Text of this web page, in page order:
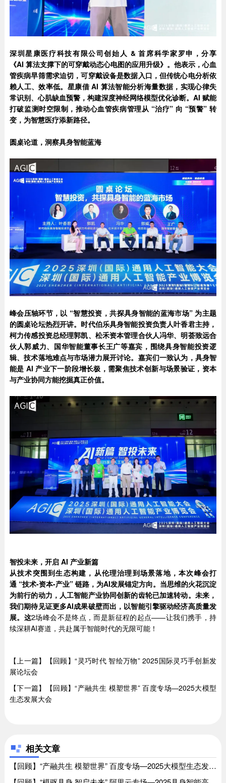
深圳星康医疗科技有限公司创始人 & 首席科学家罗申，分享
《AI 算法支撑下的可穿戴动态心电图的应用升级》。他表示，心血
管疾病早筛需求迫切，可穿戴设备是数据入口，但传统心电分析依
赖人工、效率低。星康借 AI 算法智能分析海量数据，实现心律失
常识别、心肌缺血预警，构建深度神经网络模型优化诊断。AI 赋能
打破监测时空限制，推动心血管疾病管理从 “治疗” 向 “预警” 转
变，为智慧医疗添新路径。
圆桌论道，洞察具身智能蓝海
峰会压轴环节，以 “智慧投资，共探具身智能的蓝海市场” 为主题
的圆桌论坛热烈开讲。时代伯乐具身智能投资负责人叶香君主持，
柯力传感投资总经理郭凯、松禾资本管理合伙人冯华、明荟致远合
伙人郭威力、国华智能董事长王广等嘉宾，围绕具身智能投资逻
辑、技术落地难点与市场潜力展开讨论。嘉宾们一致认为，具身智
能是 AI 产业下一阶段增长极，需聚焦技术创新与场景验证，资本
与产业协同方能挖掘真正价值。
智投未来，开启 AI 产业新篇
从技术突围到生态构建，从伦理治理到场景落地，本次峰会打
通 “技术-资本-产业” 链路，为AI发展锚定方向。当思维的火花沉淀
为前行的动力，人工智能产业协同创新的齿轮已加速转动。未来，
我们期待见证更多AI成果破壁而出，以智能引擎驱动经济高质量发
展。这2场峰会不是终点，而是新征程的起点——让我们携手，持
续深耕AI赛道，共赴属于智能时代的无限可能！
【上一篇】【回顾】“灵巧时代 智绘万物” 2025国际灵巧手创新发
展论坛会
【下一篇】【回顾】“产融共生 模塑世界” 百度专场—2025大模型
生态发展大会
相关文章
【回顾】“产融共生 模塑世界” 百度专场—2025大模型生态发展大会、【回顾】“产融共生 模塑世界” 百度专场—2025大模型生态发展大会